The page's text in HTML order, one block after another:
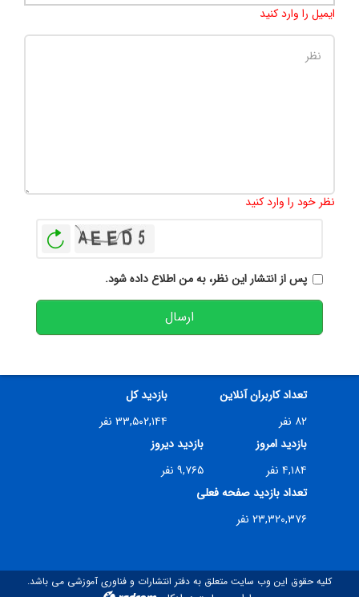
ایمیل را وارد کنید
نظر خود را وارد کنید
پس از انتشار این نظر، به من اطلاع داده شود.
ارسال
تعداد کاربران آنلاین
۸۲ نفر
بازدید کل
۳۳,۵۰۲,۱۴۴ نفر
بازدید امروز
۴,۱۸۴ نفر
بازدید دیروز
۹,۷۶۵ نفر
تعداد بازدید صفحه فعلی
۲۳,۳۲۰,۳۷۶ نفر
کلیه حقوق این وب سایت متعلق به دفتر انتشارات و فناوری آموزشی می باشد.